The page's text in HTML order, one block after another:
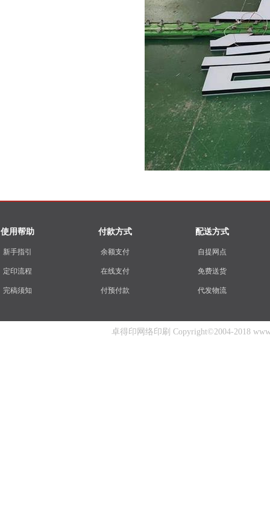
使用帮助
新手指引
定印流程
完稿须知
付款方式
余额支付
在线支付
付预付款
配送方式
自提网点
免费送货
代发物流
卓得印网络印刷 Copyright©2004-2018